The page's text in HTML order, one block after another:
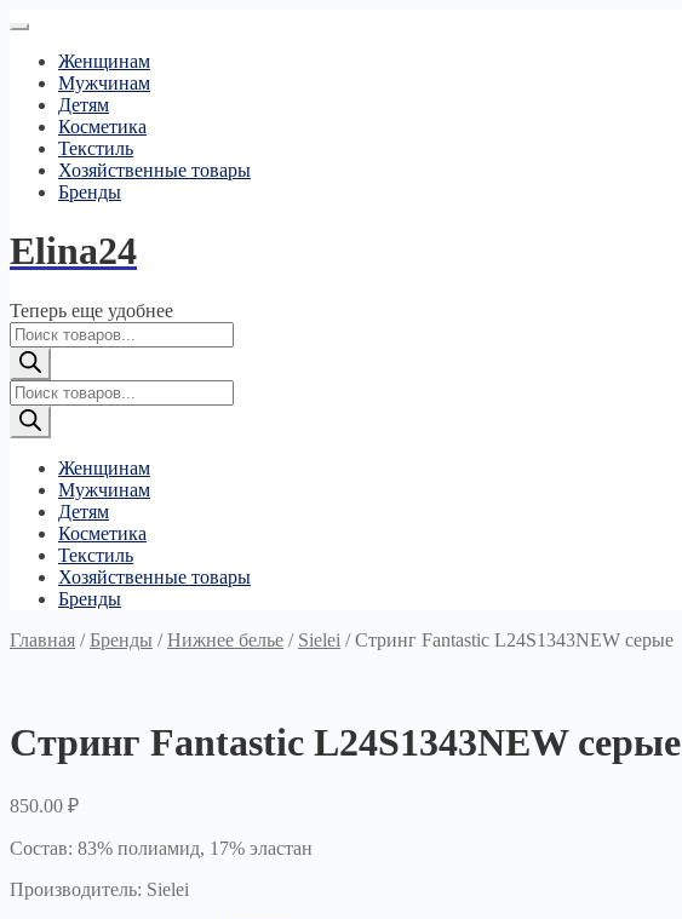
Женщинам
Мужчинам
Детям
Косметика
Текстиль
Хозяйственные товары
Бренды
Elina24
Теперь еще удобнее
Поиск
товаров
Поиск
товаров
Женщинам
Мужчинам
Детям
Косметика
Текстиль
Хозяйственные товары
Бренды
Главная /Бренды /Нижнее белье / Sielei /Стринг Fantastic L24S1343NEW серые
Стринг Fantastic L24S1343NEW серые
850.00 ₽
Состав: 83% полиамид, 17% эластан
Производитель: Sielei